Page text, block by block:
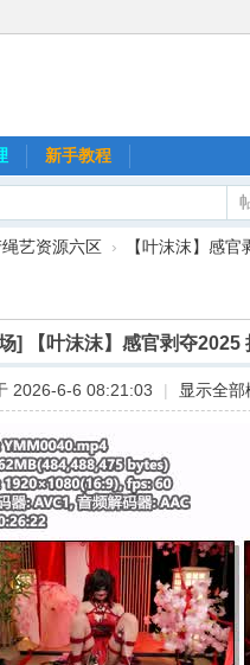
新手教程
绳艺资源六区 › 【叶沫沫】感
] 【叶沫沫】感官剥夺
2026-6-6 08:21:03 显示全部